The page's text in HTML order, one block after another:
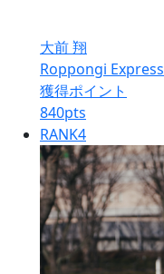
大前 翔
Roppongi Express
獲得ポイント
840pts
RANK4